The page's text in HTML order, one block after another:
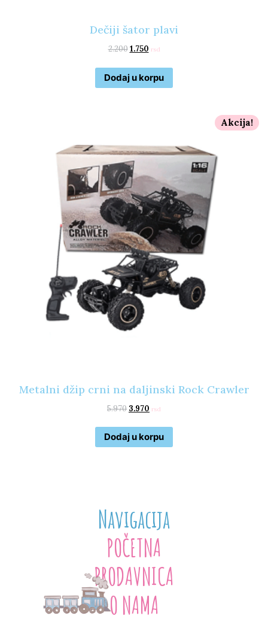
Dečiji šator plavi
2.200 1.750 rsd
Dodaj u korpu
Akcija!
Metalni džip crni na daljinski Rock Crawler
5.970 3.970 rsd
Dodaj u korpu
Navigacija
POČETNA
PRODAVNICA
O NAMA